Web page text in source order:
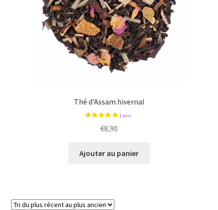
Thé d’Assam hivernal
€8,90
Ajouter au panier